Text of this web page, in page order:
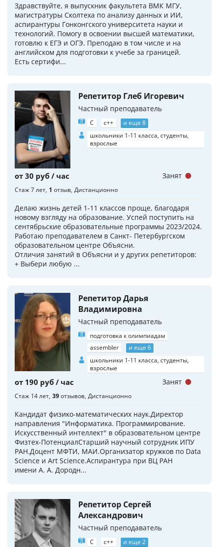
Здравствуйте, я выпускник факультета ВМК МГУ,
магистратуры Сколтеха по анализу данных и ИИ,
аспирантуры Гонконгского университета науки и
технологий. Помогу в освоении высшей математики,
готовлю к ЕГЭ и ОГЭ. Преподаю в том числе и на
английском для подготовки к учебе за границей.
Есть сертифи...
Репетитор Глеб Игоревич
Частный преподаватель
C c++
и еще 8
школьники 1-11 класса, студенты,
взрослые
от 30 руб / час
Стаж 7 лет 1 отзыв Дистанционно
Делаю жизнь детей 1-11 классов проще, благодаря
новому взгляду на образование. Успей поступить на
сентябрьские образовательные программы 2023/2024.
Работаю преподавателем в Санкт- Петербургском
образовательном центре Объясни.
Отличия занятий в Объясни и у других репетиторов:
+ Выбери любую ...
Занят
Репетитор Дарья
Владимировна
Частный преподаватель
подготовка к олимпиадам
assembler
и еще 6
школьники 1-11 класса, студенты,
взрослые
от 190 руб / час
Стаж 14 лет 39отзывов Дистанционно
Кандидат физико-математических наук.Директор
направления "Информатика. Программирование.
Искусственный интеллект" в образовательном центре
Физтех-ПотенциалСтарший научный сотрудник ИПУ
РАН.Доцент МФТИ, МАИ.Организатор кружков по Data
Science и Art Science.Аспирантура при ВЦ РАН
имени А. А. Дородн...
Занят
Репетитор Сергей
Александрович
Частный преподаватель
C c++
и еще 2